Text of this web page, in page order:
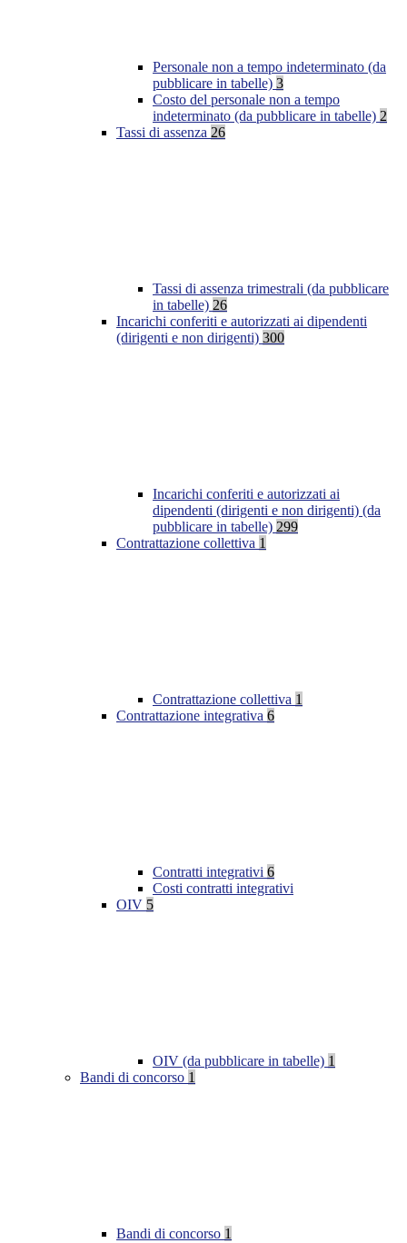
Personale non a tempo indeterminato (da
pubblicare in tabelle) 3
Costo del personale non a tempo
indeterminato (da pubblicare in tabelle) 2
Tassi di assenza 26
Tassi di assenza trimestrali (da pubblicare
in tabelle) 26
Incarichi conferiti e autorizzati ai dipendenti
(dirigenti e non dirigenti) 300
Incarichi conferiti e autorizzati ai
dipendenti (dirigenti e non dirigenti) (da
pubblicare in tabelle) 299
Contrattazione collettiva 1
Contrattazione collettiva 1
Contrattazione integrativa 6
Contratti integrativi 6
Costi contratti integrativi
OIV 5
OIV (da pubblicare in tabelle) 1
Bandi di concorso 1
Bandi di concorso 1